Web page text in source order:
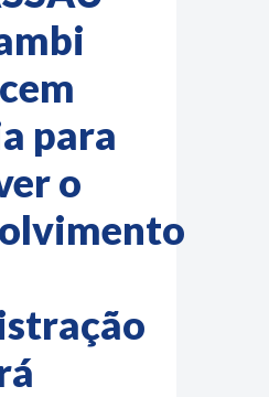
para
o